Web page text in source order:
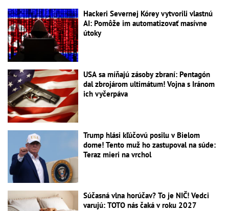
Hackeri Severnej Kórey vytvorili vlastnú
AI: Pomôže im automatizovať masívne
útoky
USA sa míňajú zásoby zbraní: Pentagón
dal zbrojárom ultimátum! Vojna s Iránom
ich vyčerpáva
Trump hlási kľúčovú posilu v Bielom
dome! Tento muž ho zastupoval na súde:
Teraz mieri na vrchol
Súčasná vlna horúčav? To je NIČ! Vedci
varujú: TOTO nás čaká v roku 2027